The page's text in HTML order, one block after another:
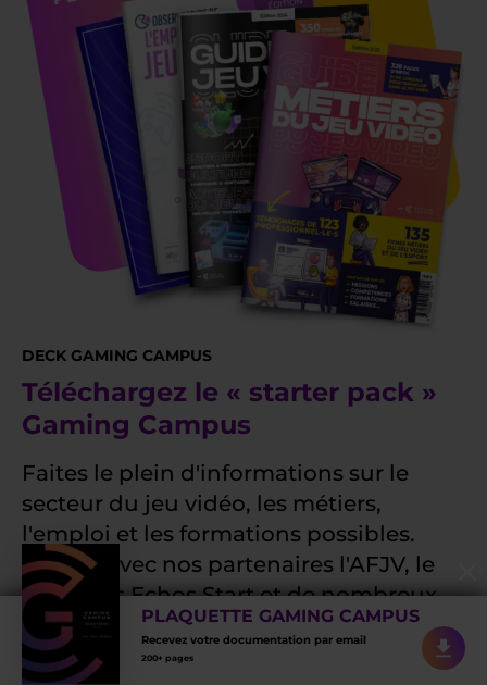
DECK GAMING CAMPUS
Téléchargez le « starter pack »
Gaming Campus
Faites le plein d'informations sur le
secteur du jeu vidéo, les métiers,
l'emploi et les formations possibles.
Réalisé avec nos partenaires l'AFJV, le
SNJV, Les Echos Start et de nombreux
professionnels.
Notre Guide des métiers du jeu vidéo 2026
PLAQUETTE GAMING CAMPUS
Recevez votre documentation par email
200+ pages